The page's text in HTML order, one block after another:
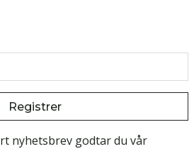
Registrer
nyhetsbrev godtar du vår